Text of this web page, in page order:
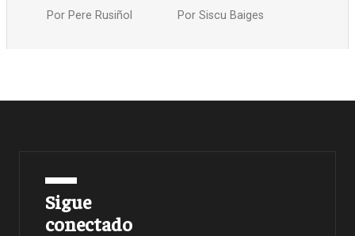
Por Pere Rusiñol Por Siscu Baiges
Sigue
conectado